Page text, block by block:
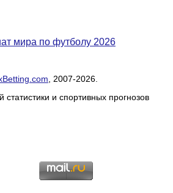
мира по футболу 2026
, 2007-2026.
статистики и спортивных прогнозов